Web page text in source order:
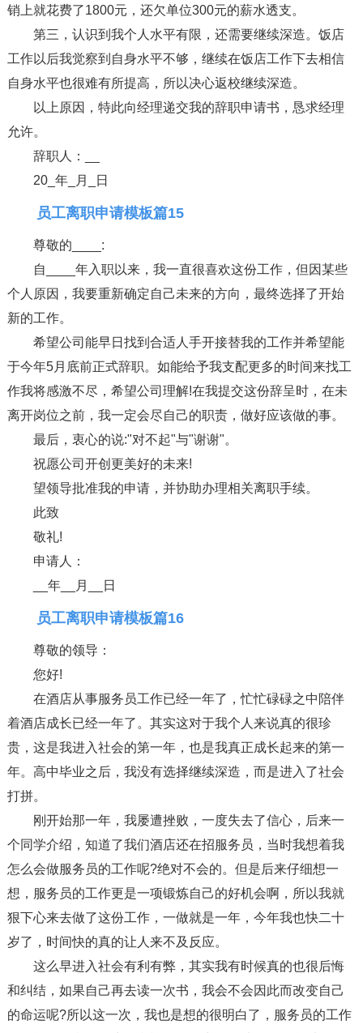
销上就花费了1800元，还欠单位300元的薪水透支。
第三，认识到我个人水平有限，还需要继续深造。饭店
工作以后我觉察到自身水平不够，继续在饭店工作下去相信
自身水平也很难有所提高，所以决心返校继续深造。
以上原因，特此向经理递交我的辞职申请书，恳求经理
允许。
辞职人：__
20_年_月_日
员工离职申请模板篇15
尊敬的____:
自____年入职以来，我一直很喜欢这份工作，但因某些
个人原因，我要重新确定自己未来的方向，最终选择了开始
新的工作。
希望公司能早日找到合适人手开接替我的工作并希望能
于今年5月底前正式辞职。如能给予我支配更多的时间来找工
作我将感激不尽，希望公司理解!在我提交这份辞呈时，在未
离开岗位之前，我一定会尽自己的职责，做好应该做的事。
最后，衷心的说:"对不起"与"谢谢"。
祝愿公司开创更美好的未来!
望领导批准我的申请，并协助办理相关离职手续。
此致
敬礼!
申请人：
__年__月__日
员工离职申请模板篇16
尊敬的领导：
您好!
在酒店从事服务员工作已经一年了，忙忙碌碌之中陪伴
着酒店成长已经一年了。其实这对于我个人来说真的很珍
贵，这是我进入社会的第一年，也是我真正成长起来的第一
年。高中毕业之后，我没有选择继续深造，而是进入了社会
打拼。
刚开始那一年，我屡遭挫败，一度失去了信心，后来一
个同学介绍，知道了我们酒店还在招服务员，当时我想着我
怎么会做服务员的工作呢?绝对不会的。但是后来仔细想一
想，服务员的工作更是一项锻炼自己的好机会啊，所以我就
狠下心来去做了这份工作，一做就是一年，今年我也快二十
岁了，时间快的真的让人来不及反应。
这么早进入社会有利有弊，其实我有时候真的也很后悔
和纠结，如果自己再去读一次书，我会不会因此而改变自己
的命运呢?所以这一次，我也是想的很明白了，服务员的工作